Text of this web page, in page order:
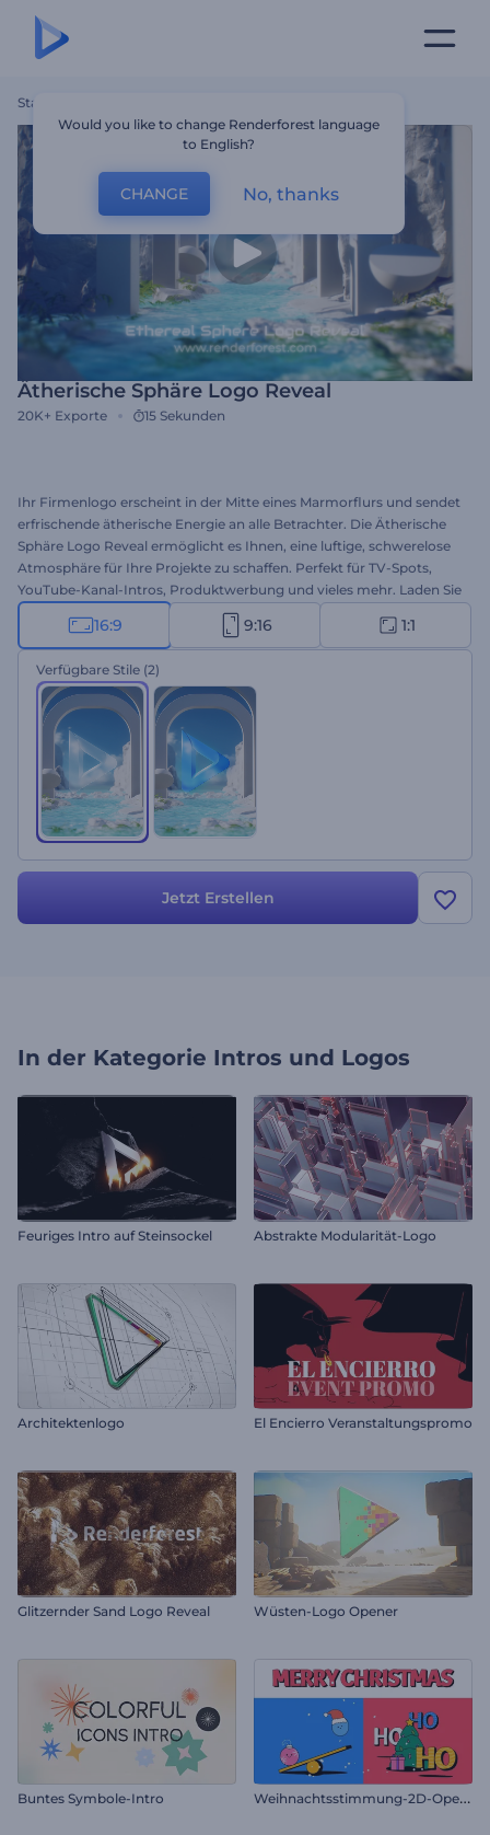
Startseite
Ätherische Sphäre Logo Reveal
20K+ Exporte 15 Sekunden
Ihr Firmenlogo erscheint in der Mitte eines Marmorflurs und sendet
erfrischende ätherische Energie an alle Betrachter. Die Ätherische
Sphäre Logo Reveal ermöglicht es Ihnen, eine luftige, schwerelose
Atmosphäre für Ihre Projekte zu schaffen. Perfekt für TV-Spots,
YouTube-Kanal-Intros, Produktwerbung und vieles mehr. Laden Sie
Ihr Logo hoch und erhalten Sie in wenigen Minuten eine
professionelle Animation. Probieren Sie es gleich kostenlos aus!
16:9 9:16 1:1
Verfügbare Stile (2)
Jetzt Erstellen
In der Kategorie Intros und Logos
Feuriges Intro auf Steinsockel Abstrakte Modularität-Logo
Architektenlogo El Encierro Veranstaltungspromo
Glitzernder Sand Logo Reveal Wüsten-Logo Opener
Buntes Symbole-Intro W
eihnachtsstimmung-2D-Opener
Would you like to change Renderforest language
to English?
CHANGE No, thanks